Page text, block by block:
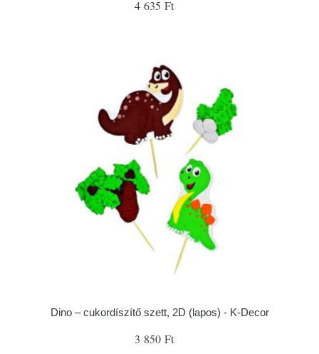
4 635 Ft
Dino – cukordíszítő szett, 2D (lapos) - K-Decor
3 850 Ft